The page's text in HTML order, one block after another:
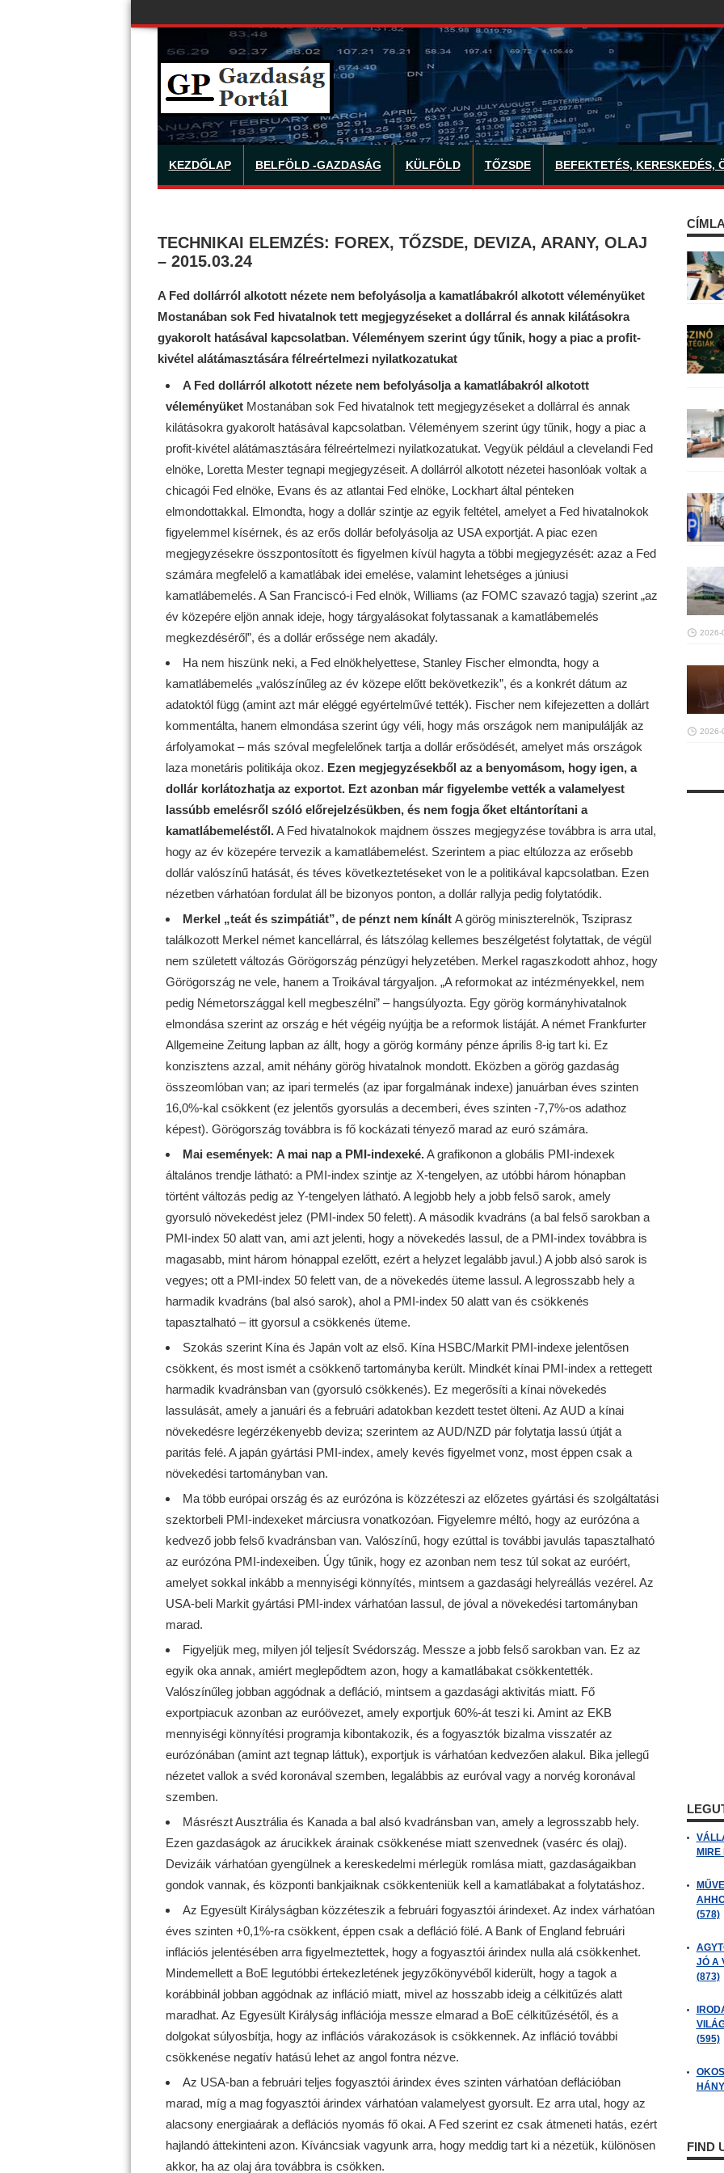
KEZDŐLAP BELFÖLD -GAZDASÁG KÜLFÖLD TŐZSDE BEFEKTETÉS, KERESKEDÉS,
TECHNIKAI ELEMZÉS: FOREX, TŐZSDE, DEVIZA, ARANY, OLAJ
– 2015.03.24
A Fed dollárról alkotott nézete nem befolyásolja a kamatlábakról alkotott véleményüket
Mostanában sok Fed hivatalnok tett megjegyzéseket a dollárral és annak kilátásokra
gyakorolt hatásával kapcsolatban. Véleményem szerint úgy tűnik, hogy a piac a profit-
kivétel alátámasztására félreértelmezi nyilatkozatukat
A Fed dollárról alkotott nézete nem befolyásolja a kamatlábakról alkotott
véleményüket Mostanában sok Fed hivatalnok tett megjegyzéseket a dollárral és annak
kilátásokra gyakorolt hatásával kapcsolatban. Véleményem szerint úgy tűnik, hogy a piac a
profit-kivétel alátámasztására félreértelmezi nyilatkozatukat. Vegyük például a clevelandi Fed
elnöke, Loretta Mester tegnapi megjegyzéseit. A dollárról alkotott nézetei hasonlóak voltak a
chicagói Fed elnöke, Evans és az atlantai Fed elnöke, Lockhart által pénteken
elmondottakkal. Elmondta, hogy a dollár szintje az egyik feltétel, amelyet a Fed hivatalnokok
figyelemmel kísérnek, és az erős dollár befolyásolja az USA exportját. A piac ezen
megjegyzésekre összpontosított és figyelmen kívül hagyta a többi megjegyzését: azaz a Fed
számára megfelelő a kamatlábak idei emelése, valamint lehetséges a júniusi
kamatlábemelés. A San Franciscó-i Fed elnök, Williams (az FOMC szavazó tagja) szerint „az
év közepére eljön annak ideje, hogy tárgyalásokat folytassanak a kamatlábemelés
megkezdéséről”, és a dollár erőssége nem akadály.
Ha nem hiszünk neki, a Fed elnökhelyettese, Stanley Fischer elmondta, hogy a
kamatlábemelés „valószínűleg az év közepe előtt bekövetkezik”, és a konkrét dátum az
adatoktól függ (amint azt már eléggé egyértelművé tették). Fischer nem kifejezetten a dollárt
kommentálta, hanem elmondása szerint úgy véli, hogy más országok nem manipulálják az
árfolyamokat – más szóval megfelelőnek tartja a dollár erősödését, amelyet más országok
laza monetáris politikája okoz. Ezen megjegyzésekből az a benyomásom, hogy igen, a
dollár korlátozhatja az exportot. Ezt azonban már figyelembe vették a valamelyest
lassúbb emelésről szóló előrejelzésükben, és nem fogja őket eltántorítani a
kamatlábemeléstől.A Fed hivatalnokok majdnem összes megjegyzése továbbra is arra utal,
hogy az év közepére tervezik a kamatlábemelést. Szerintem a piac eltúlozza az erősebb
dollár valószínű hatását, és téves következtetéseket von le a politikával kapcsolatban. Ezen
nézetben várhatóan fordulat áll be bizonyos ponton, a dollár rallyja pedig folytatódik.
Merkel „teát és szimpátiát”, de pénzt nem kínált A görög miniszterelnök, Tsziprasz
találkozott Merkel német kancellárral, és látszólag kellemes beszélgetést folytattak, de végül
nem született változás Görögország pénzügyi helyzetében. Merkel ragaszkodott ahhoz, hogy
Görögország ne vele, hanem a Troikával tárgyaljon. „A reformokat az intézményekkel, nem
pedig Németországgal kell megbeszélni” – hangsúlyozta. Egy görög kormányhivatalnok
elmondása szerint az ország e hét végéig nyújtja be a reformok listáját. A német Frankfurter
Allgemeine Zeitung lapban az állt, hogy a görög kormány pénze április 8-ig tart ki. Ez
konzisztens azzal, amit néhány görög hivatalnok mondott. Eközben a görög gazdaság
összeomlóban van; az ipari termelés (az ipar forgalmának indexe) januárban éves szinten
16,0%-kal csökkent (ez jelentős gyorsulás a decemberi, éves szinten -7,7%-os adathoz
képest). Görögország továbbra is fő kockázati tényező marad az euró számára.
Mai események: A mai nap a PMI-indexeké.A grafikonon a globális PMI-indexek
általános trendje látható: a PMI-index szintje az X-tengelyen, az utóbbi három hónapban
történt változás pedig az Y-tengelyen látható. A legjobb hely a jobb felső sarok, amely
gyorsuló növekedést jelez (PMI-index 50 felett). A második kvadráns (a bal felső sarokban a
PMI-index 50 alatt van, ami azt jelenti, hogy a növekedés lassul, de a PMI-index továbbra is
magasabb, mint három hónappal ezelőtt, ezért a helyzet legalább javul.) A jobb alsó sarok is
vegyes; ott a PMI-index 50 felett van, de a növekedés üteme lassul. A legrosszabb hely a
harmadik kvadráns (bal alsó sarok), ahol a PMI-index 50 alatt van és csökkenés
tapasztalható – itt gyorsul a csökkenés üteme.
Szokás szerint Kína és Japán volt az első. Kína HSBC/Markit PMI-indexe jelentősen
csökkent, és most ismét a csökkenő tartományba került. Mindkét kínai PMI-index a rettegett
harmadik kvadránsban van (gyorsuló csökkenés). Ez megerősíti a kínai növekedés
lassulását, amely a januári és a februári adatokban kezdett testet ölteni. Az AUD a kínai
növekedésre legérzékenyebb deviza; szerintem az AUD/NZD pár folytatja lassú útját a
paritás felé. A japán gyártási PMI-index, amely kevés figyelmet vonz, most éppen csak a
növekedési tartományban van.
Ma több európai ország és az eurózóna is közzéteszi az előzetes gyártási és szolgáltatási
szektorbeli PMI-indexeket márciusra vonatkozóan. Figyelemre méltó, hogy az eurózóna a
kedvező jobb felső kvadránsban van. Valószínű, hogy ezúttal is további javulás tapasztalható
az eurózóna PMI-indexeiben. Úgy tűnik, hogy ez azonban nem tesz túl sokat az euróért,
amelyet sokkal inkább a mennyiségi könnyítés, mintsem a gazdasági helyreállás vezérel. Az
USA-beli Markit gyártási PMI-index várhatóan lassul, de jóval a növekedési tartományban
marad.
Figyeljük meg, milyen jól teljesít Svédország. Messze a jobb felső sarokban van. Ez az
egyik oka annak, amiért meglepődtem azon, hogy a kamatlábakat csökkentették.
Valószínűleg jobban aggódnak a defláció, mintsem a gazdasági aktivitás miatt. Fő
exportpiacuk azonban az euróövezet, amely exportjuk 60%-át teszi ki. Amint az EKB
mennyiségi könnyítési programja kibontakozik, és a fogyasztók bizalma visszatér az
eurózónában (amint azt tegnap láttuk), exportjuk is várhatóan kedvezően alakul. Bika jellegű
nézetet vallok a svéd koronával szemben, legalábbis az euróval vagy a norvég koronával
szemben.
Másrészt Ausztrália és Kanada a bal alsó kvadránsban van, amely a legrosszabb hely.
Ezen gazdaságok az árucikkek árainak csökkenése miatt szenvednek (vasérc és olaj).
Devizáik várhatóan gyengülnek a kereskedelmi mérlegük romlása miatt, gazdaságaikban
gondok vannak, és központi bankjaiknak csökkenteniük kell a kamatlábakat a folytatáshoz.
Az Egyesült Királyságban közzéteszik a februári fogyasztói árindexet. Az index várhatóan
éves szinten +0,1%-ra csökkent, éppen csak a defláció fölé. A Bank of England februári
inflációs jelentésében arra figyelmeztettek, hogy a fogyasztói árindex nulla alá csökkenhet.
Mindemellett a BoE legutóbbi értekezletének jegyzőkönyvéből kiderült, hogy a tagok a
korábbinál jobban aggódnak az infláció miatt, mivel az hosszabb ideig a célkitűzés alatt
maradhat. Az Egyesült Királyság inflációja messze elmarad a BoE célkitűzésétől, és a
dolgokat súlyosbítja, hogy az inflációs várakozások is csökkennek. Az infláció további
csökkenése negatív hatású lehet az angol fontra nézve.
Az USA-ban a februári teljes fogyasztói árindex éves szinten várhatóan deflációban
marad, míg a mag fogyasztói árindex várhatóan valamelyest gyorsult. Ez arra utal, hogy az
alacsony energiaárak a deflációs nyomás fő okai. A Fed szerint ez csak átmeneti hatás, ezért
hajlandó áttekinteni azon. Kíváncsiak vagyunk arra, hogy meddig tart ki a nézetük, különösen
akkor, ha az olaj ára továbbra is csökken.
2026-
2026-
MIRE
(578)
JÓ A
(873)
(595)
FIND